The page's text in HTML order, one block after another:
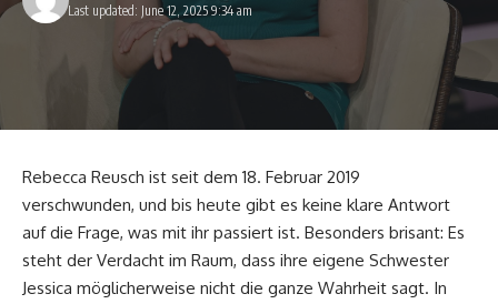
Last updated: June 12, 2025 9:34 am
Rebecca Reusch ist seit dem 18. Februar 2019
verschwunden, und bis heute gibt es keine klare Antwort
auf die Frage, was mit ihr passiert ist. Besonders brisant: Es
steht der Verdacht im Raum, dass ihre eigene Schwester
Jessica möglicherweise nicht die ganze Wahrheit sagt. In